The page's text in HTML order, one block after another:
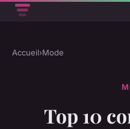
Accueil›Mode
Top 10